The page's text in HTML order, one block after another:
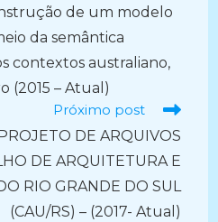
de um modelo
da semântica
contextos australiano,
(2015 – Atual)
Próximo post
DE ARQUIVOS
DE ARQUITETURA E
RIO GRANDE DO SUL
(CAU/RS) – (2017- Atual)